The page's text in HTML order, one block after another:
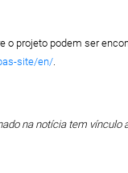
o projeto podem ser
site/en/.
na notícia tem vínculo